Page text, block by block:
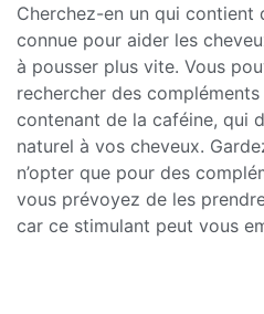
Cherchez-en un qui contient
connue pour aider les
à pousser plus vite. Vous
rechercher des
contenant de la caféine, qui
naturel à vos cheveux.
n’opter que pour des
vous prévoyez de les
car ce stimulant peut vous